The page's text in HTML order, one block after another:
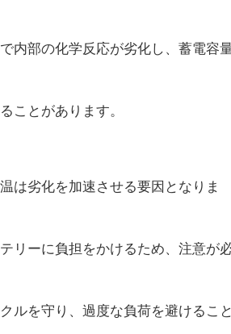
内部の化学反応が劣化し、蓄電容
ことがあります。
は劣化を加速させる要因となりま
リーに負担をかけるため、注意が
ルを守り、過度な負荷を避けること